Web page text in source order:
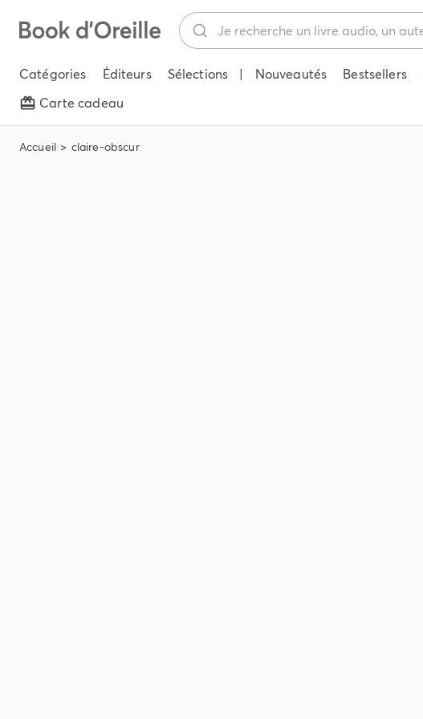
Catégories Éditeurs Sélections | Nouveautés Bestsellers
Carte cadeau
Accueil claire-obscur